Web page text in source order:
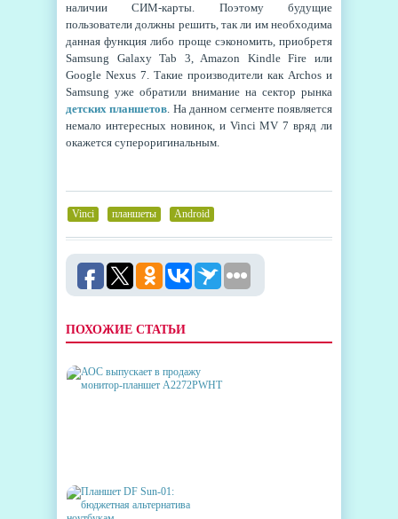
наличии СИМ-карты. Поэтому будущие
пользователи должны решить, так ли им необходима
данная функция либо проще сэкономить, приобретя
Samsung Galaxy Tab 3, Amazon Kindle Fire или
Google Nexus 7. Такие производители как Archos и
Samsung уже обратили внимание на сектор рынка
детских планшетов. На данном сегменте появляется
немало интересных новинок, и Vinci MV 7 вряд ли
окажется супероригинальным.
Vinci планшеты Android
ПОХОЖИЕ СТАТЬИ